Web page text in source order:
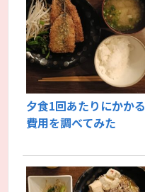
夕食1回あたりにかかる
費用を調べてみた